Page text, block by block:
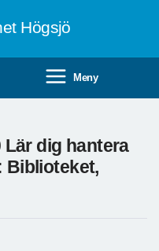
Högsjö
Meny
Lär dig hantera
Biblioteket,